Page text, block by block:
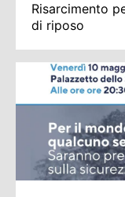
Risarcimento
di riposo